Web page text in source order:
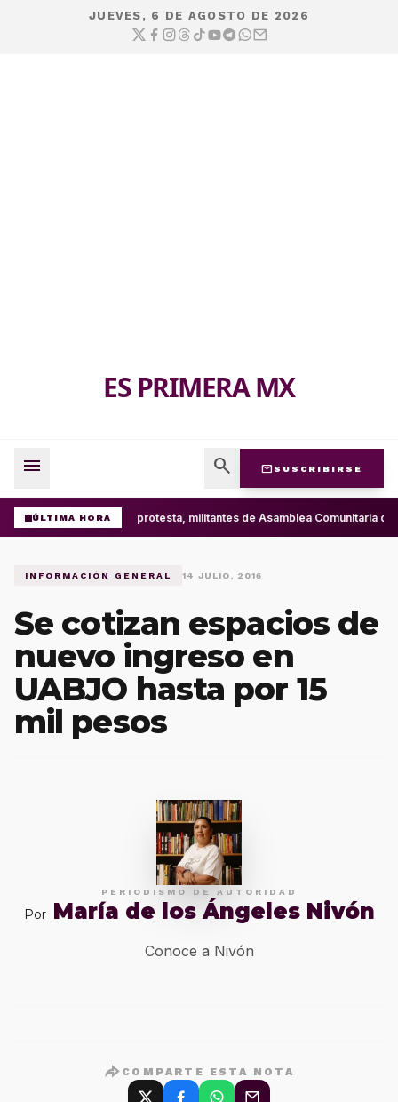
JUEVES, 6 DE AGOSTO DE 2026
ES PRIMERA MX
menu search mail SUSCRIBIRSE
ÚLTIMA HORA Con protesta, militantes de Asamblea Comunitaria
INFORMACIÓN GENERAL 14 JULIO, 2016
Se cotizan espacios de
nuevo ingreso en
UABJO hasta por 15
mil pesos
PERIODISMO DE AUTORIDAD
Por María de los Ángeles Nivón
Conoce a Nivón
COMPARTE ESTA NOTA